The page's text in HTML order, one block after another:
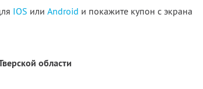
IOS или Android и покажите купон с экрана
области